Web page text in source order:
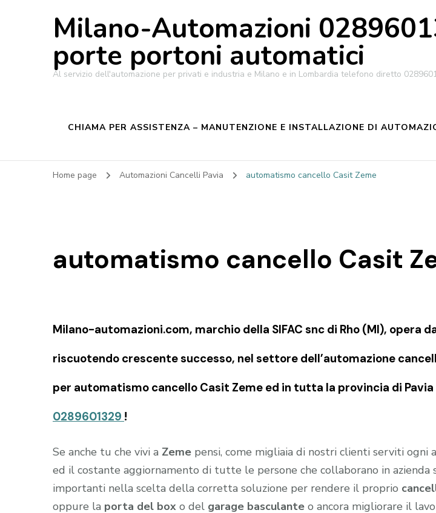
Milano-Automazioni
porte portoni automatici
Al servizio dell'automazione per privati e industria e Milano e in Lombardia telefono diretto
CHIAMA PER ASSISTENZA – MANUTENZIONE E INSTALLAZIONE DI
Home page Automazioni Cancelli Pavia automatismo cancello Casit Zeme
automatismo cancello Casit
Milano-automazioni.com, marchio della SIFAC snc di Rho (MI), opera
riscuotendo crescente successo, nel settore dell’automazione
per automatismo cancello Casit Zeme ed in tutta la provincia di Pavia
0289601329 !
Se anche tu che vivi a Zeme pensi, come migliaia di nostri clienti serviti ogni
ed il costante aggiornamento di tutte le persone che collaborano in azienda
importanti nella scelta della corretta soluzione per rendere il proprio
oppure la porta del box o del garage basculante o ancora migliorare il